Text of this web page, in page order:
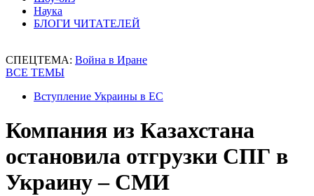
Наука
БЛОГИ ЧИТАТЕЛЕЙ
СПЕЦТЕМА: Война в Иране
ВСЕ ТЕМЫ
Вступление Украины в ЕС
Компания из Казахстана
остановила отгрузки СПГ в
Украину – СМИ